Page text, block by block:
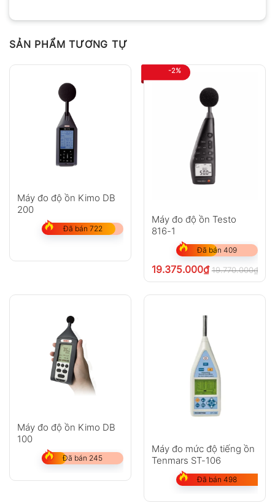
SẢN PHẨM TƯƠNG TỰ
Máy đo độ ồn Kimo DB
200
Đã bán 722
-2%
Máy đo độ ồn Testo
816-1
Đã bán 409
19.375.000₫ 19.770.000₫
Máy đo độ ồn Kimo DB
100
Đã bán 245
Máy đo mức độ tiếng ồn
Tenmars ST-106
Đã bán 498